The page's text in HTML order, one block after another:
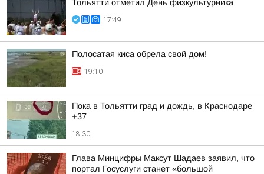
Тольятти отметил День физкультурника
17:49
Полосатая киса обрела свой дом!
19:10
Пока в Тольятти град и дождь, в Краснодаре
+37
18:30
Глава Минцифры Максут Шадаев заявил, что
портал Госуслуги станет «большой